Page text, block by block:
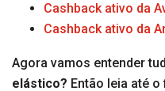
Cashback ativo da
Cashback ativo da
Agora vamos entender
elástico? Então leia até